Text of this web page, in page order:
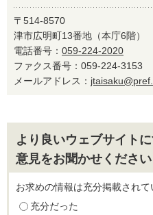
〒514-8570
津市広明町13番地（本庁6階）
電話番号： 059-224-2020
ファクス番号：059-224-3153
メールアドレス：
より良いウェブサイト
意見をお聞かせください
お求めの情報は充分掲載されて
充分だった